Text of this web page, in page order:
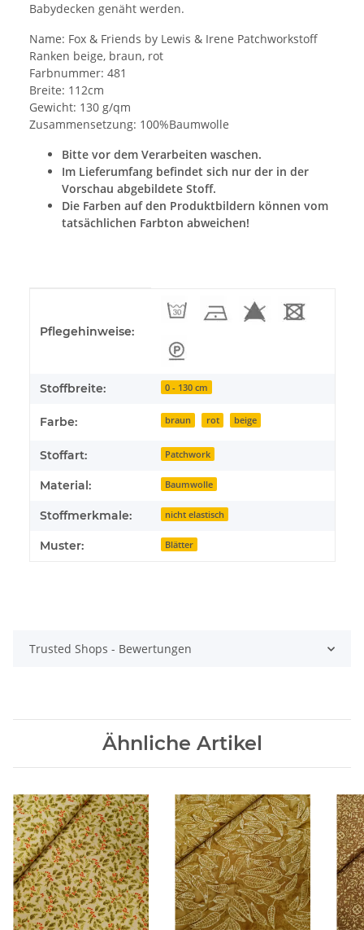
Babydecken genäht werden.
Name: Fox & Friends by Lewis & Irene Patchworkstoff
Ranken beige, braun, rot
Farbnummer: 481
Breite: 112cm
Gewicht: 130 g/qm
Zusammensetzung: 100%Baumwolle
Bitte vor dem Verarbeiten waschen.
Im Lieferumfang befindet sich nur der in der
Vorschau abgebildete Stoff.
Die Farben auf den Produktbildern können vom
tatsächlichen Farbton abweichen!
Pflegehinweise:
Stoffbreite: 0 - 130 cm
Farbe: braun rot beige
Stoffart: Patchwork
Material: Baumwolle
Stoffmerkmale: nicht elastisch
Muster: Blätter
Trusted Shops - Bewertungen
Ähnliche Artikel